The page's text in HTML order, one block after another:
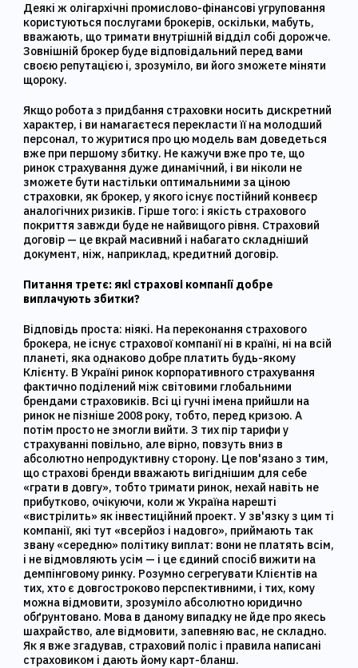
Деякі ж олігархічні промислово-фінансові угруповання
користуються послугами брокерів, оскільки, мабуть,
вважають, що тримати внутрішній відділ собі дорожче.
Зовнішній брокер буде відповідальний перед вами
своєю репутацією і, зрозуміло, ви його зможете міняти
щороку.
Якщо робота з придбання страховки носить дискретний
характер, і ви намагаєтеся перекласти її на молодший
персонал, то журитися про цю модель вам доведеться
вже при першому збитку. Не кажучи вже про те, що
ринок страхування дуже динамічний, і ви ніколи не
зможете бути настільки оптимальними за ціною
страховки, як брокер, у якого існує постійний конвеєр
аналогічних ризиків. Гірше того: і якість страхового
покриття завжди буде не найвищого рівня. Страховий
договір — це вкрай масивний і набагато складніший
документ, ніж, наприклад, кредитний договір.
Питання третє: які страхові компанії добре
виплачують збитки?
Відповідь проста: ніякі. На переконання страхового
брокера, не існує страхової компанії ні в країні, ні на всій
планеті, яка однаково добре платить будь-якому
Клієнту. В Україні ринок корпоративного страхування
фактично поділений між світовими глобальними
брендами страховиків. Всі ці гучні імена прийшли на
ринок не пізніше 2008 року, тобто, перед кризою. А
потім просто не змогли вийти. З тих пір тарифи у
страхуванні повільно, але вірно, повзуть вниз в
абсолютно непродуктивну сторону. Це пов'язано з тим,
що страхові бренди вважають вигіднішим для себе
«грати в довгу», тобто тримати ринок, нехай навіть не
прибутково, очікуючи, коли ж Україна нарешті
«вистрілить» як інвестиційний проект. У зв'язку з цим ті
компанії, які тут «всерйоз і надовго», приймають так
звану «середню» політику виплат: вони не платять всім,
і не відмовляють усім — і це єдиний спосіб вижити на
демпінговому ринку. Розумно сегрегувати Клієнтів на
тих, хто є довгостроково перспективними, і тих, кому
можна відмовити, зрозуміло абсолютно юридично
обґрунтовано. Мова в даному випадку не йде про якесь
шахрайство, але відмовити, запевняю вас, не складно.
Як я вже згадував, страховий поліс і правила написані
страховиком і дають йому карт-бланш.